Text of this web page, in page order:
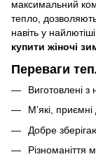
максимальний
тепло,
навіть у
купити жіночі
Переваги
Виготовлені
М’які, приємні
Добре
Різноманіття